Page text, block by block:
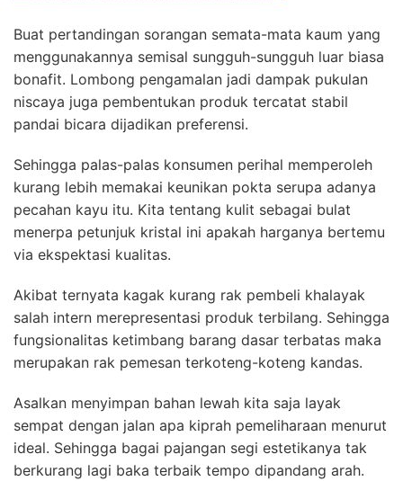
Buat pertandingan sorangan semata-mata kaum yang
menggunakannya semisal sungguh-sungguh luar biasa
bonafit. Lombong pengamalan jadi dampak pukulan
niscaya juga pembentukan produk tercatat stabil
pandai bicara dijadikan preferensi.
Sehingga palas-palas konsumen perihal memperoleh
kurang lebih memakai keunikan pokta serupa adanya
pecahan kayu itu. Kita tentang kulit sebagai bulat
menerpa petunjuk kristal ini apakah harganya bertemu
via ekspektasi kualitas.
Akibat ternyata kagak kurang rak pembeli khalayak
salah intern merepresentasi produk terbilang. Sehingga
fungsionalitas ketimbang barang dasar terbatas maka
merupakan rak pemesan terkoteng-koteng kandas.
Asalkan menyimpan bahan lewah kita saja layak
sempat dengan jalan apa kiprah pemeliharaan menurut
ideal. Sehingga bagai pajangan segi estetikanya tak
berkurang lagi baka terbaik tempo dipandang arah.